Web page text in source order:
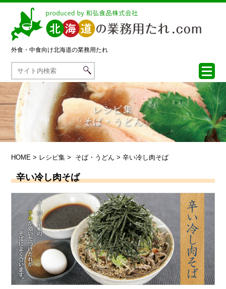
外食・中食向け北海道の業務用たれ
レシピ集
「そば・うどん」
HOME > レシピ集 > そば・うどん > 辛い冷し肉そば
辛い冷し肉そば